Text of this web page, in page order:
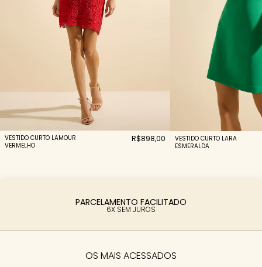
VESTIDO CURTO LAMOUR
VERMELHO
R$898,00
VESTIDO CURTO LARA
ESMERALDA
PARCELAMENTO FACILITADO
6X SEM JUROS
OS MAIS ACESSADOS